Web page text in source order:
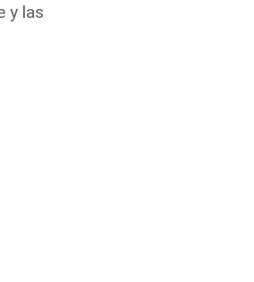
y las